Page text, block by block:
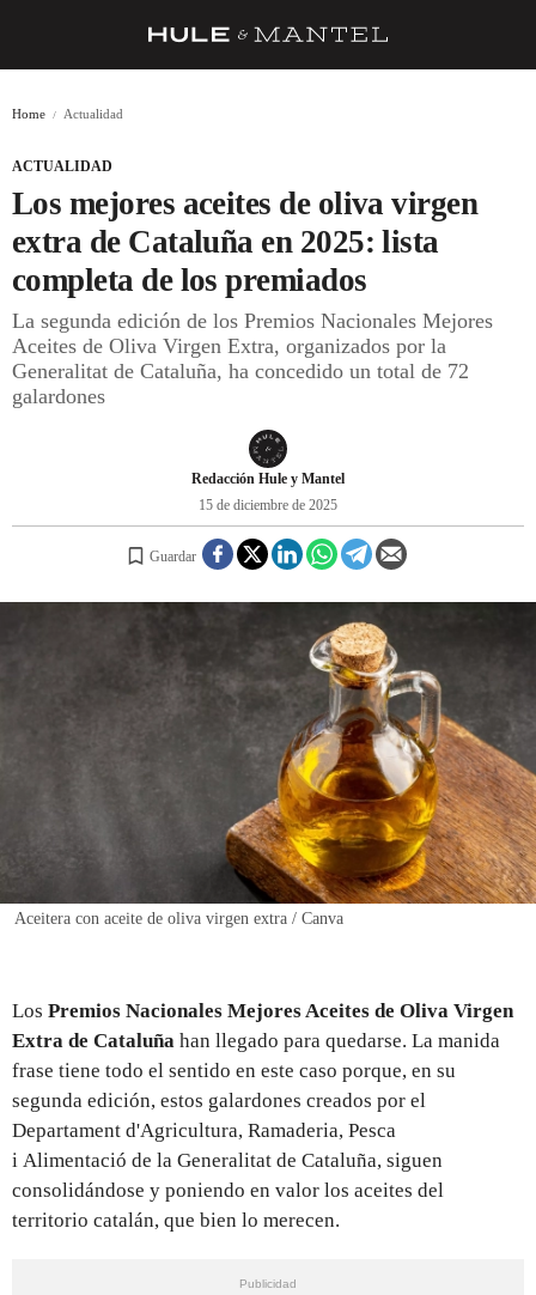
BARRAS Y ESTRELLAS
DÓNDE COMER
ÍDOLOS DE MESAS
CUADERNO DE VIAJE
REGISTRO
INICIAR SESIÓN
Home Actualidad
ACTUALIDAD
Los mejores aceites de oliva virgen
extra de Cataluña en 2025: lista
completa de los premiados
La segunda edición de los Premios Nacionales Mejores
Aceites de Oliva Virgen Extra, organizados por la
Generalitat de Cataluña, ha concedido un total de 72
galardones
Redacción Hule y Mantel
15 de diciembre de 2025
Guardar
Aceitera con aceite de oliva virgen extra / Canva
Los Premios Nacionales Mejores Aceites de Oliva Virgen
Extra de Cataluña han llegado para quedarse. La manida
frase tiene todo el sentido en este caso porque, en su
segunda edición, estos galardones creados por el
Departament d'Agricultura, Ramaderia, Pesca
i Alimentació de la Generalitat de Cataluña, siguen
consolidándose y poniendo en valor los aceites del
territorio catalán, que bien lo merecen.